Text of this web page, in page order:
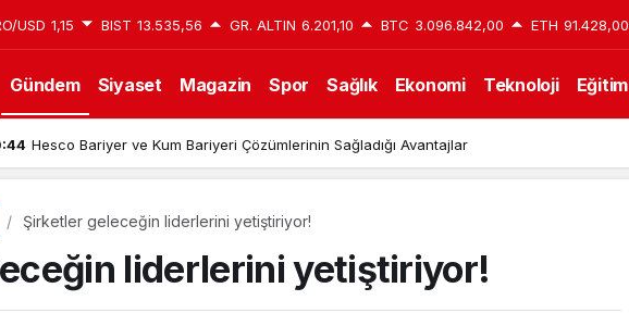
USD 1,15 BIST 13.535,56 GR. ALTIN 6.201,10 BTC 3.096.842,00 ETH 91.428,00
Gündem Siyaset Magazin Spor Sağlık Ekonomi Teknoloji Eğitim
Hesco Bariyer ve Kum Bariyeri Çözümlerinin Sağladığı Avantajlar
Şirketler geleceğin liderlerini yetiştiriyor!
liderlerini yetiştiriyor!